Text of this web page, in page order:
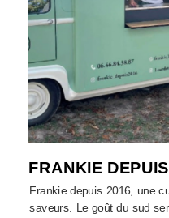
FRANKIE
Frankie depuis 2016, une
saveurs. Le goût du sud